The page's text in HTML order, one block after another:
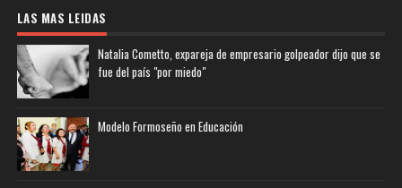
LAS MAS LEIDAS
Natalia Cometto, expareja de empresario golpeador dijo que se
fue del país "por miedo"
Modelo Formoseño en Educación